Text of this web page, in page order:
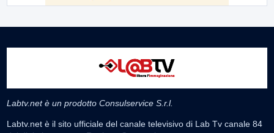
Labtv.net è un prodotto Consulservice S.r.l.
Labtv.net è il sito ufficiale del canale televisivo di Lab Tv canale 84